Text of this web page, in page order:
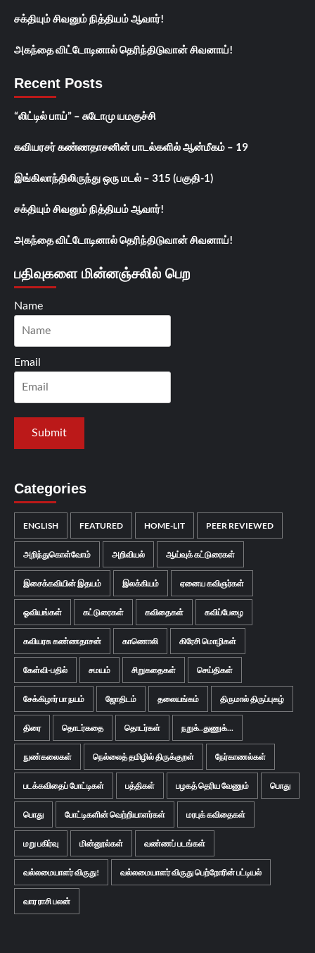
சக்தியும் சிவனும் நித்தியம் ஆவார்!
அகந்தை விட்டோடினால் தெரிந்திடுவான் சிவனாய்!
Recent Posts
“லிட்டில் பாய்” – சுடோமு யமகுச்சி
கவியரசர் கண்ணதாசனின் பாடல்களில் ஆன்மீகம் – 19
இங்கிலாந்திலிருந்து ஒரு மடல் – 315 (பகுதி-1)
சக்தியும் சிவனும் நித்தியம் ஆவார்!
அகந்தை விட்டோடினால் தெரிந்திடுவான் சிவனாய்!
பதிவுகளை மின்னஞ்சலில் பெற
Name
Email
Categories
ENGLISH FEATURED HOME-LIT PEER REVIEWED
அறிந்துகொள்வோம் அறிவியல் ஆய்வுக் கட்டுரைகள்
இசைக்கவியின் இதயம் இலக்கியம் ஏனைய கவிஞர்கள்
ஓவியங்கள் கட்டுரைகள் கவிதைகள் கவிப்பேழை
கவியரசு கண்ணதாசன் காணொலி கிரேசி மொழிகள்
கேள்வி-பதில் சமயம் சிறுகதைகள் செய்திகள்
சேக்கிழார் பா நயம் ஜோதிடம் தலையங்கம் திருமால் திருப்புகழ்
திரை தொடர்கதை தொடர்கள் நறுக்..துணுக்...
நுண்கலைகள் நெல்லைத் தமிழில் திருக்குறள் நேர்காணல்கள்
படக்கவிதைப் போட்டிகள் பத்திகள் பழகத் தெரிய வேணும் பொது
பொது போட்டிகளின் வெற்றியாளர்கள் மரபுக் கவிதைகள்
மறு பகிர்வு மின்னூல்கள் வண்ணப் படங்கள்
வல்லமையாளர் விருது! வல்லமையாளர் விருது பெற்றோரின் பட்டியல்
வார ராசி பலன்